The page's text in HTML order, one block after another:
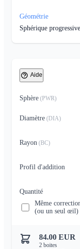
Géométrie
Sphérique progressive
Aide
Sphère (PWR)
Diamètre (DIA)
Rayon (BC)
Profil d'addition
Quantité
Même
(ou un seul œil)
84.00 EUR
2 boites